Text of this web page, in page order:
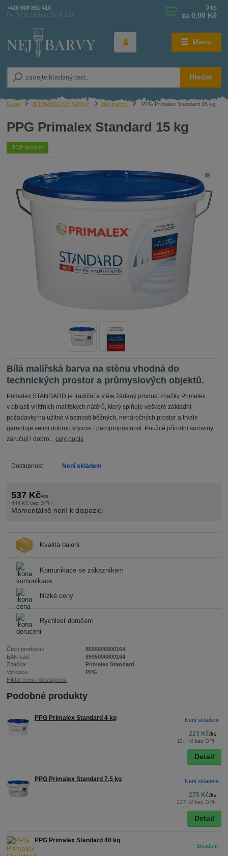
Menu
Hledat
+420 608 861 410
Po-Pá 8-16 hod (So 8-12)
0 ks
za 0,00 Kč
Úvod INTERIÉROVÉ BARVY bílé barvy PPG Primalex Standard 15 kg
PPG Primalex Standard 15 kg
TOP produkt
Bílá malířská barva na stěnu vhodná do
technických prostor a průmyslových objektů.
Primalex STANDARD je tradiční a stále žádaný produkt značky Primalex
v oblasti vnitřních malířských nátěrů, který splňuje veškeré základní
požadavky na užitné vlastnosti běžných, nenáročných prostor a trvale
garantuje velmi dobrou kryvost i paropropustnost. Použité přírodní suroviny
zaručují i dobro...celý popis
Dostupnost Není skladem
537 Kč/ks
444 Kč bez DPH
Momentálně není k dispozici
Kvalita balení
Komunikace se zákazníkem
Nízké ceny
Rychlost doručení
Číslo produktu:
8595006800164
EAN kód:
8595006800164
Značka:
Primalex Standard
Výrobce:
PPG
Hlídat cenu / dostupnost
Podobné produkty
PPG Primalex Standard 4 kg
223 Kč/ks
184 Kč bez DPH
Není skladem
Detail
PPG Primalex Standard 7,5 kg
275 Kč/ks
227 Kč bez DPH
Není skladem
Detail
PPG Primalex Standard 40 kg